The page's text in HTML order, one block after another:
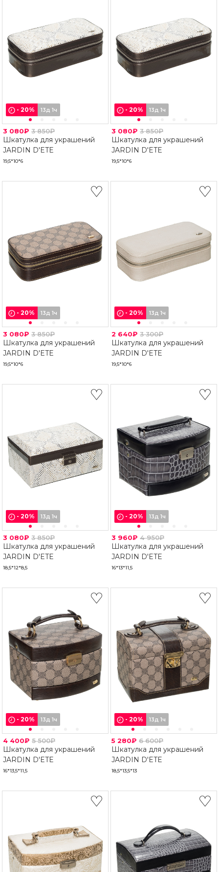
- 20% 13д 1ч
3 080₽ 3 850₽
Шкатулка для украшений
JARDIN D'ETE
19,5*10*6
- 20% 13д 1ч
3 080₽ 3 850₽
Шкатулка для украшений
JARDIN D'ETE
19,5*10*6
- 20% 13д 1ч
3 080₽ 3 850₽
Шкатулка для украшений
JARDIN D'ETE
19,5*10*6
- 20% 13д 1ч
2 640₽ 3 300₽
Шкатулка для украшений
JARDIN D'ETE
19,5*10*6
- 20% 13д 1ч
3 080₽ 3 850₽
Шкатулка для украшений
JARDIN D'ETE
18,5*12*8,5
- 20% 13д 1ч
3 960₽ 4 950₽
Шкатулка для украшений
JARDIN D'ETE
16*13*11,5
- 20% 13д 1ч
4 400₽ 5 500₽
Шкатулка для украшений
JARDIN D'ETE
16*13,5*11,5
- 20% 13д 1ч
5 280₽ 6 600₽
Шкатулка для украшений
JARDIN D'ETE
18,5*13,5*13